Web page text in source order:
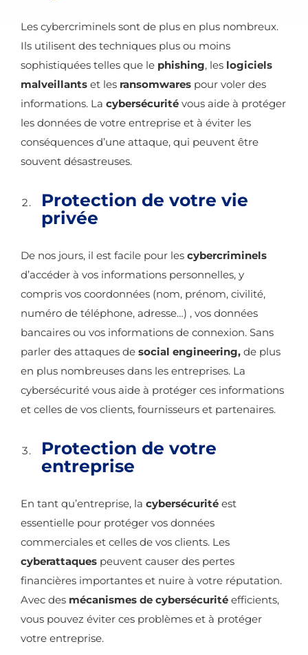
Les cybercriminels sont de plus en plus nombreux.
Ils utilisent des techniques plus ou moins
sophistiquées telles que le phishing, les logiciels
malveillants et les ransomwares pour voler des
informations. La cybersécurité vous aide à protéger
les données de votre entreprise et à éviter les
conséquences d’une attaque, qui peuvent être
souvent désastreuses.
Protection de votre vie
privée
De nos jours, il est facile pour les cybercriminels
d’accéder à vos informations personnelles, y
compris vos coordonnées (nom, prénom, civilité,
numéro de téléphone, adresse…) , vos données
bancaires ou vos informations de connexion. Sans
parler des attaques de social engineering, de plus
en plus nombreuses dans les entreprises. La
cybersécurité vous aide à protéger ces informations
et celles de vos clients, fournisseurs et partenaires.
Protection de votre
entreprise
En tant qu’entreprise, la cybersécurité est
essentielle pour protéger vos données
commerciales et celles de vos clients. Les
cyberattaques peuvent causer des pertes
financières importantes et nuire à votre réputation.
Avec des mécanismes de cybersécurité efficients,
vous pouvez éviter ces problèmes et à protéger
votre entreprise.